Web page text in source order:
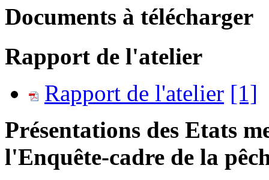
Documents à télécharger
Rapport de l'atelier
Rapport de l'atelier [1]
Présentations des Etats
l'Enquête-cadre de la